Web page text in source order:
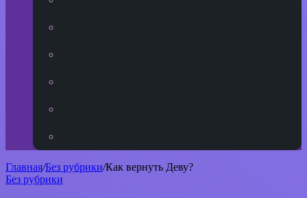
Главная/Без рубрики/Как вернуть Деву?
Без рубрики